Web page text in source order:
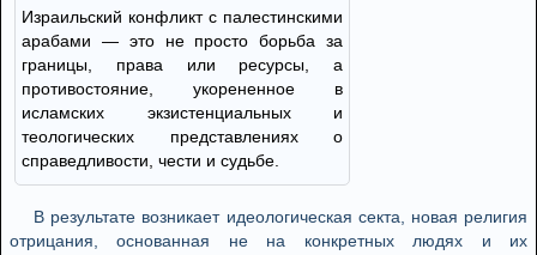
Израильский конфликт с палестинскими
арабами — это не просто борьба за
границы, права или ресурсы, а
противостояние, укорененное в
исламских экзистенциальных и
теологических представлениях о
справедливости, чести и судьбе.
В результате возникает идеологическая секта, новая религия
отрицания, основанная не на конкретных людях и их